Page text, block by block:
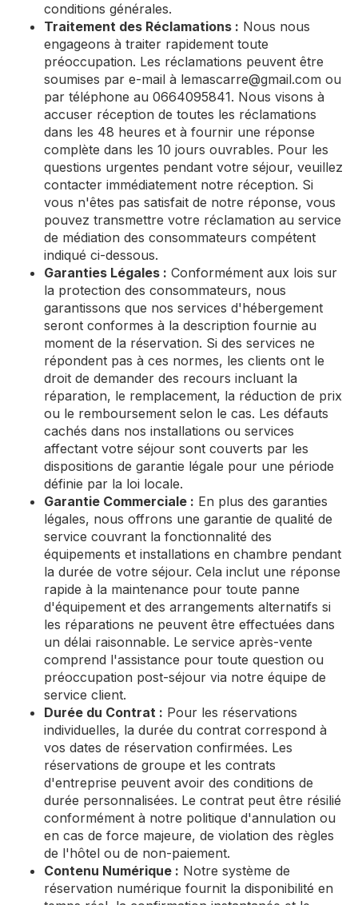
conditions générales.
Traitement des Réclamations : Nous nous
engageons à traiter rapidement toute
préoccupation. Les réclamations peuvent être
soumises par e-mail à lemascarre@gmail.com ou
par téléphone au 0664095841. Nous visons à
accuser réception de toutes les réclamations
dans les 48 heures et à fournir une réponse
complète dans les 10 jours ouvrables. Pour les
questions urgentes pendant votre séjour, veuillez
contacter immédiatement notre réception. Si
vous n'êtes pas satisfait de notre réponse, vous
pouvez transmettre votre réclamation au service
de médiation des consommateurs compétent
indiqué ci-dessous.
Garanties Légales : Conformément aux lois sur
la protection des consommateurs, nous
garantissons que nos services d'hébergement
seront conformes à la description fournie au
moment de la réservation. Si des services ne
répondent pas à ces normes, les clients ont le
droit de demander des recours incluant la
réparation, le remplacement, la réduction de prix
ou le remboursement selon le cas. Les défauts
cachés dans nos installations ou services
affectant votre séjour sont couverts par les
dispositions de garantie légale pour une période
définie par la loi locale.
Garantie Commerciale : En plus des garanties
légales, nous offrons une garantie de qualité de
service couvrant la fonctionnalité des
équipements et installations en chambre pendant
la durée de votre séjour. Cela inclut une réponse
rapide à la maintenance pour toute panne
d'équipement et des arrangements alternatifs si
les réparations ne peuvent être effectuées dans
un délai raisonnable. Le service après-vente
comprend l'assistance pour toute question ou
préoccupation post-séjour via notre équipe de
service client.
Durée du Contrat : Pour les réservations
individuelles, la durée du contrat correspond à
vos dates de réservation confirmées. Les
réservations de groupe et les contrats
d'entreprise peuvent avoir des conditions de
durée personnalisées. Le contrat peut être résilié
conformément à notre politique d'annulation ou
en cas de force majeure, de violation des règles
de l'hôtel ou de non-paiement.
Contenu Numérique : Notre système de
réservation numérique fournit la disponibilité en